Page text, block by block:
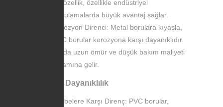
Bu özellik, özellikle endüstriyel
uygulamalarda büyük avantaj sağlar.
Korozyon Direnci: Metal borulara kıyasla,
PVC borular korozyona karşı dayanıklıdır.
Bu da uzun ömür ve düşük bakım maliyeti
anlamına gelir.
Fiziksel Dayanıklılık
Darbelere Karşı Direnç: PVC borular,